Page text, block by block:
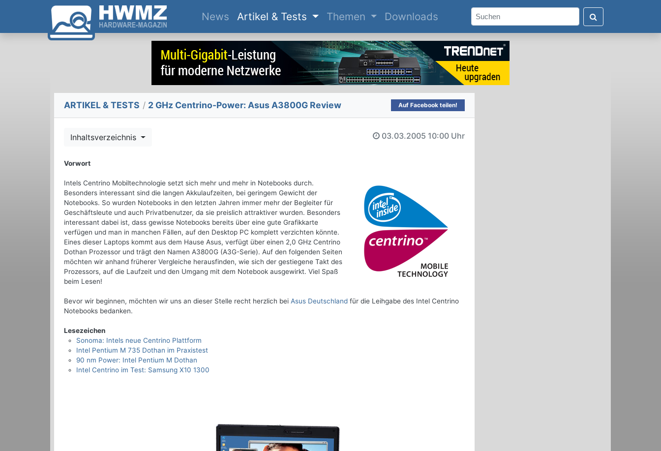
News(current)
Artikel & Tests Themen Downloads
ARTIKEL & TESTS / 2 GHz Centrino-Power: Asus A3800G Review Auf Facebook teilen!
Inhaltsverzeichnis 03.03.2005 10:00 Uhr
Vorwort
Intels Centrino Mobiltechnologie setzt sich mehr und mehr in Notebooks durch.
Besonders interessant sind die langen Akkulaufzeiten, bei geringem Gewicht der
Notebooks. So wurden Notebooks in den letzten Jahren immer mehr der Begleiter für
Geschäftsleute und auch Privatbenutzer, da sie preislich attraktiver wurden. Besonders
interessant dabei ist, dass gewisse Notebooks bereits über eine gute Grafikkarte
verfügen und man in manchen Fällen, auf den Desktop PC komplett verzichten könnte.
Eines dieser Laptops kommt aus dem Hause Asus, verfügt über einen 2,0 GHz Centrino
Dothan Prozessor und trägt den Namen A3800G (A3G-Serie). Auf den folgenden Seiten
möchten wir anhand früherer Vergleiche herausfinden, wie sich der gestiegene Takt des
Prozessors, auf die Laufzeit und den Umgang mit dem Notebook ausgewirkt. Viel Spaß
beim Lesen!
Bevor wir beginnen, möchten wir uns an dieser Stelle recht herzlich bei Asus Deutschland für die Leihgabe des Intel Centrino
Notebooks bedanken.
Lesezeichen
Sonoma: Intels neue Centrino Plattform
Intel Pentium M 735 Dothan im Praxistest
90 nm Power: Intel Pentium M Dothan
Intel Centrino im Test: Samsung X10 1300